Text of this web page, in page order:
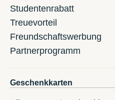
Studentenrabatt
Treuevorteil
Freundschaftswerbung
Partnerprogramm
Geschenkkarten